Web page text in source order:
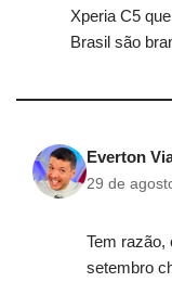
Xperia C5
Brasil são
Everton
29 de
Tem razão,
setembro